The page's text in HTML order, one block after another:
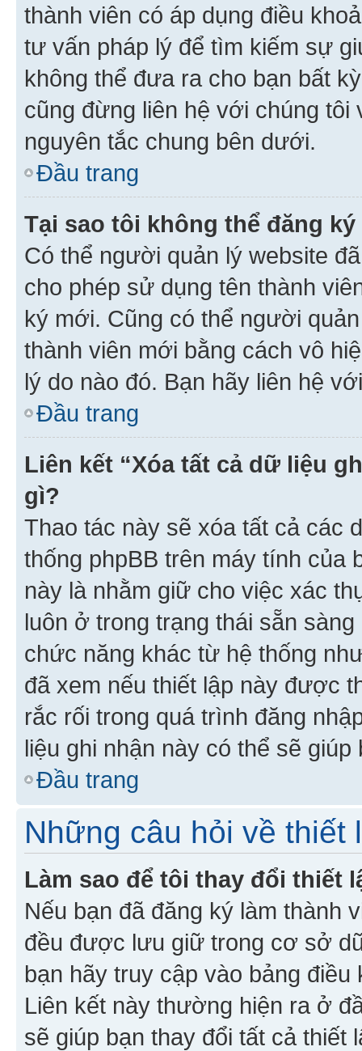
thành viên có áp dụng điều
tư vấn pháp lý để tìm kiếm sự
không thể đưa ra cho bạn bất
cũng đừng liên hệ với chúng
nguyên tắc chung bên dưới.
Đầu trang
Tại sao tôi không thể đăng
Có thể người quản lý website
cho phép sử dụng tên thành
ký mới. Cũng có thể người
thành viên mới bằng cách vô
lý do nào đó. Bạn hãy liên hệ
Đầu trang
Liên kết “Xóa tất cả dữ liệu
gì?
Thao tác này sẽ xóa tất cả các
thống phpBB trên máy tính của
này là nhằm giữ cho việc xác
luôn ở trong trạng thái sẵn
chức năng khác từ hệ thống
đã xem nếu thiết lập này được
rắc rối trong quá trình đăng
liệu ghi nhận này có thể sẽ
Đầu trang
Những câu hỏi về thiết
Làm sao để tôi thay đổi thiết
Nếu bạn đã đăng ký làm thành
đều được lưu giữ trong cơ sở
bạn hãy truy cập vào bảng
Liên kết này thường hiện ra ở
sẽ giúp bạn thay đổi tất cả thiết